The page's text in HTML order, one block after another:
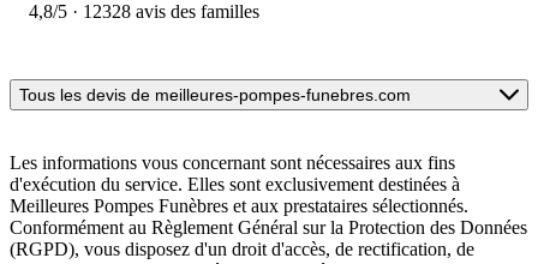
4,8/5 · 12328 avis des familles
Tous les devis de meilleures-pompes-funebres.com
Les informations vous concernant sont nécessaires aux fins
d'exécution du service. Elles sont exclusivement destinées à
Meilleures Pompes Funèbres et aux prestataires sélectionnés.
Conformément au Règlement Général sur la Protection des Données
(RGPD), vous disposez d'un droit d'accès, de rectification, de